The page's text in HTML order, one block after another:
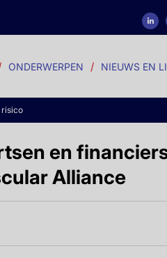
ONDERWERPEN NIEUWS EN
en
Alliance